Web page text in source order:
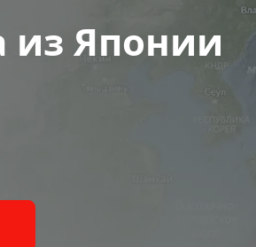
из Японии